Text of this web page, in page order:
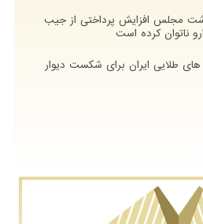
مجلس افزایش پرداختی از جیب
ناتوان کرده است
طلایی ایران برای شکست دیوار